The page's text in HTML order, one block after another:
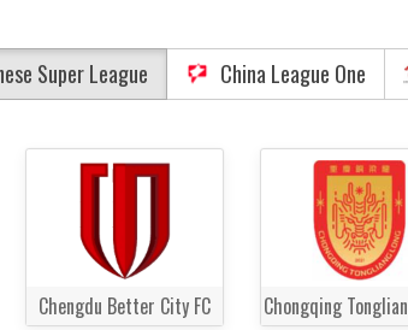
Super League China League One
Chengdu Better City FC Chongqing